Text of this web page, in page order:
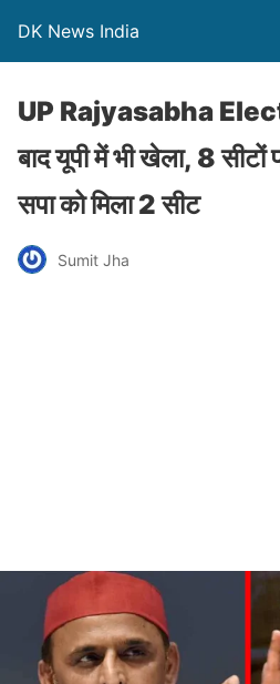
DK News India
UP Rajyasabha
बाद यूपी में भी खेला, 8 सीटों
सपा को मिला 2 सीट
Sumit Jha